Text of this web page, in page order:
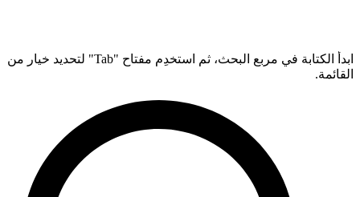
ابدأ الكتابة في مربع البحث، ثم استخدِم مفتاح "Tab" لتحديد خيار من
القائمة.